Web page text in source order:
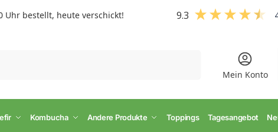
Uhr bestellt, heute verschickt! 9.3
Mein Konto
Kombucha Andere Produkte Toppings Tagesangebot